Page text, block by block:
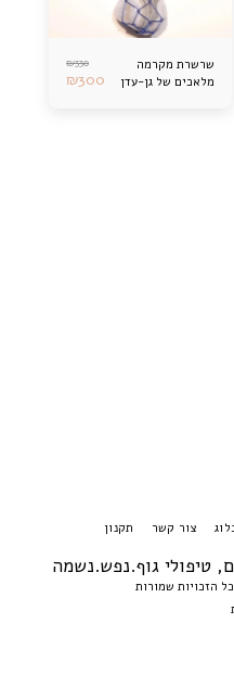
שרשרת מקרמה
מלאכים של גן-עדן
₪330
₪300
טיפולי גוף.נפש.נשמה
צור קשר תקנון